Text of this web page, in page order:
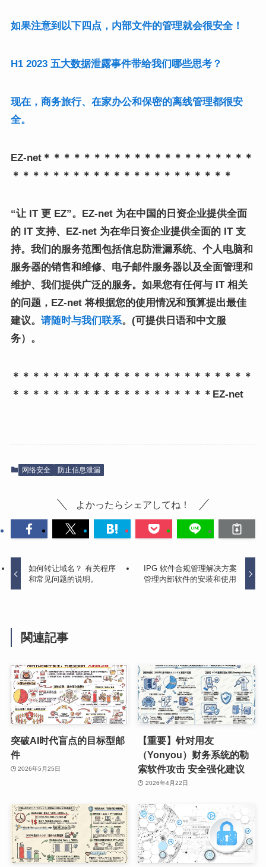
如果注意到以下四点，内部文件的管理就会很安全！
H1 2023 五大数据泄露事件带给我们哪些思考？
现在，商务旅行、在家办公和保密的离线管理都很安
全。
EZ-net＊＊＊＊＊＊＊＊＊＊＊＊＊＊＊＊＊＊＊＊＊
＊＊＊＊＊＊＊＊＊＊＊＊＊＊＊＊＊＊＊＊＊＊
“让 IT 更 EZ”。
EZ-net 为在中国的日资企业提供全面
的 IT 支持、
EZ-net 为在华日资企业提供全面的 IT 支
持。 我们的服务范围包括信息防泄漏系统、个人电脑和
服务器的销售和维修、电子邮件服务器以及全面管理和
维护、 我们提供广泛的服务。 如果您有任何与 IT 相关
的问题，EZ-net 将根据您的使用情况和预算提出最佳
建议。 请随时与我们联系。(可提供日语和中文服
务）。
＊＊＊＊＊＊＊＊＊＊＊＊＊＊＊＊＊＊＊＊＊＊＊＊
＊＊＊＊＊＊＊＊＊＊＊＊＊＊＊＊＊＊＊＊EZ-net
网络安全 防止信息泄漏
よかったらシェアしてね！
如何转让域名？ 有关程序
和常见问题的说明。
IPG 软件合规管理解决方案
管理内部软件的安装和使用
関連記事
突破AI时代盲点的目标型邮
件
2026年5月25日
【重要】针对用友
（Yonyou）财务系统的勒
索软件攻击 安全强化建议
2026年4月22日